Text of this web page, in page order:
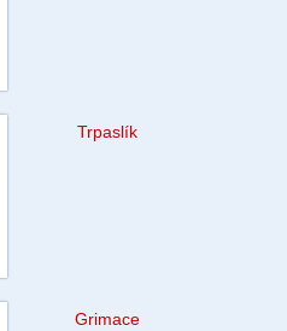
Trpaslík
Grimace